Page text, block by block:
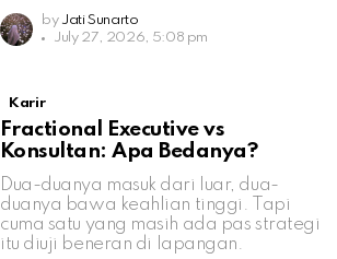
by Jati Sunarto
July 27, 2026, 5:08 pm
Karir
Fractional Executive vs
Konsultan: Apa Bedanya?
Dua-duanya masuk dari luar, dua-
duanya bawa keahlian tinggi. Tapi
cuma satu yang masih ada pas strategi
itu diuji beneran di lapangan.